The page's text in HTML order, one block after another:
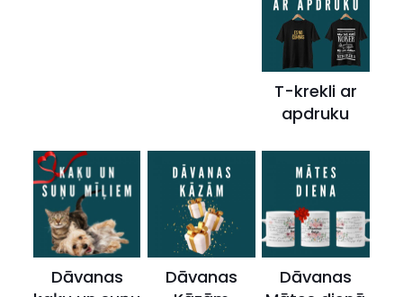
T-krekli ar
apdruku
Dāvanas
Dāvanas
Dāvanas